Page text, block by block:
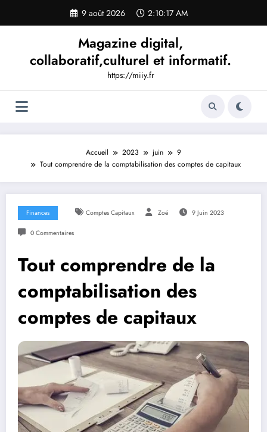
contenu
9 août 2026 2:10:18 AM
Magazine digital,
collaboratif,culturel et informatif.
https://miiy.fr
Accueil 2023 juin
9
Tout comprendre de la comptabilisation des comptes de capitaux
Finances Comptes Capitaux Zoé 9 Juin 2023
0 Commentaires
Tout comprendre de la
comptabilisation des
comptes de capitaux